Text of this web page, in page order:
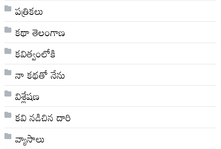
పత్రికలు
కథా తెలంగాణ
కవిత్వంలోకి
నా క‌థ‌తో నేను
విశ్లేషణ
కవి నడిచిన దారి
వ్యాసాలు